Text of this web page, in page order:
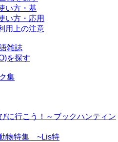
い方・基
い方・応用
用上の注意
雑誌
を探す
集
行こう！～ブックハンティン
物特集 ~Lis特